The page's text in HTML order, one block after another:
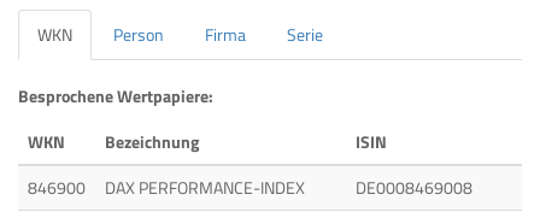
WKN
Person Firma Serie
Besprochene Wertpapiere:
WKN
Bezeichnung
ISIN
846900
DAX PERFORMANCE-INDEX
DE0008469008